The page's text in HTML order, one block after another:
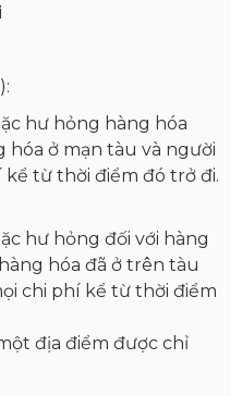
hư hỏng hàng hóa
ở mạn tàu và người
từ thời điểm đó trở đi.
hư hỏng đối với hàng
hóa đã ở trên tàu
chi phí kể từ thời điểm
địa điểm được chỉ